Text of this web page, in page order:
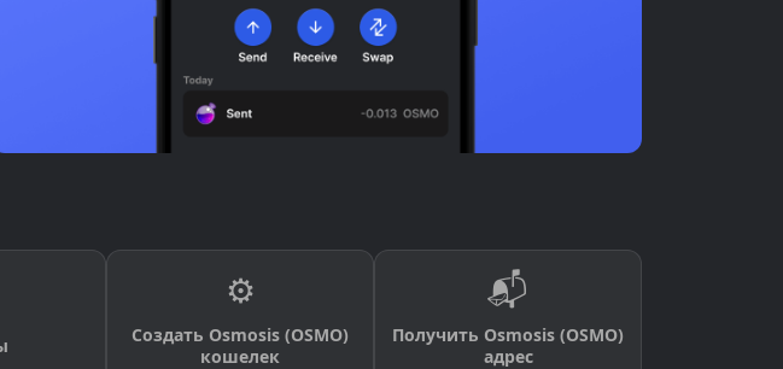
⚙️
Создать Osmosis (OSMO)
кошелек
📬
Получить Osmosis (OSMO)
адрес